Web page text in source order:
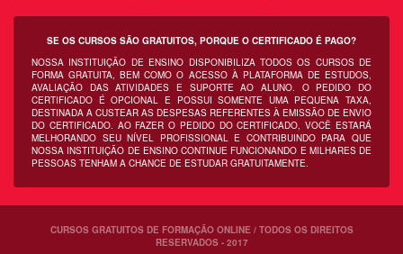
SE OS CURSOS SÃO GRATUITOS, PORQUE O CERTIFICADO É PAGO?
NOSSA INSTITUIÇÃO DE ENSINO DISPONIBILIZA TODOS OS CURSOS DE
FORMA GRATUITA, BEM COMO O ACESSO À PLATAFORMA DE ESTUDOS,
AVALIAÇÃO DAS ATIVIDADES E SUPORTE AO ALUNO. O PEDIDO DO
CERTIFICADO É OPCIONAL E POSSUI SOMENTE UMA PEQUENA TAXA,
DESTINADA A CUSTEAR AS DESPESAS REFERENTES À EMISSÃO DE ENVIO
DO CERTIFICADO. AO FAZER O PEDIDO DO CERTIFICADO, VOCÊ ESTARÁ
MELHORANDO SEU NÍVEL PROFISSIONAL E CONTRIBUINDO PARA QUE
NOSSA INSTITUIÇÃO DE ENSINO CONTINUE FUNCIONANDO E MILHARES DE
PESSOAS TENHAM A CHANCE DE ESTUDAR GRATUITAMENTE.
CURSOS GRATUITOS DE FORMAÇÃO ONLINE / TODOS OS DIREITOS
RESERVADOS - 2017